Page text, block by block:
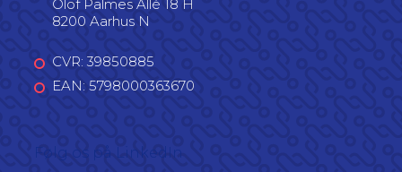
Olof Palmes Allé 18 H
8200 Aarhus N
CVR: 39850885
EAN: 5798000363670